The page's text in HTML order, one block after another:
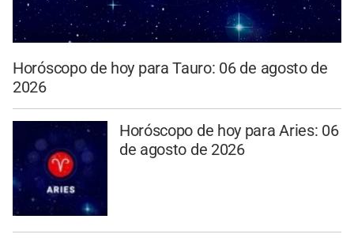
Horóscopo de hoy para Tauro: 06 de agosto de
2026
Horóscopo de hoy para Aries: 06
de agosto de 2026